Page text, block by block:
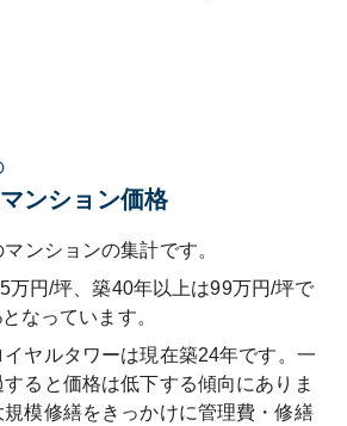
ンション価格
マンションの集計です。
万円/坪、築40年以上は99万円/坪で
なっています。
ヤルタワーは現在築24年です。一
ると価格は低下する傾向にありま
模修繕をきっかけに管理費・修繕